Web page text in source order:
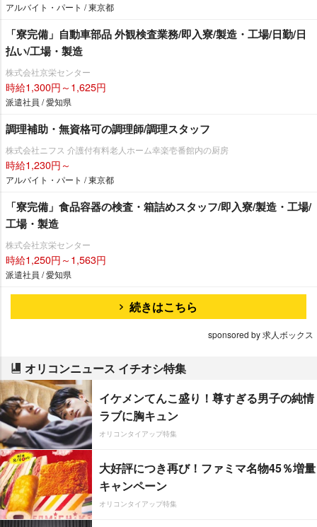
アルバイト・パート / 東京都
「寮完備」自動車部品 外観検査業務/即入寮/製造・工場/日勤/日
払い/工場・製造
株式会社京栄センター
時給1,300円～1,625円
派遣社員 / 愛知県
調理補助・無資格可の調理師/調理スタッフ
株式会社ニフス 介護付有料老人ホーム幸楽壱番館内の厨房
時給1,230円～
アルバイト・パート / 東京都
「寮完備」食品容器の検査・箱詰めスタッフ/即入寮/製造・工場/
工場・製造
株式会社京栄センター
時給1,250円～1,563円
派遣社員 / 愛知県
続きはこちら
sponsored by 求人ボックス
オリコンニュース イチオシ特集
イケメンてんこ盛り！尊すぎる男子の純情
ラブに胸キュン
オリコンタイアップ特集
大好評につき再び！ファミマ名物45％増量
キャンペーン
オリコンタイアップ特集